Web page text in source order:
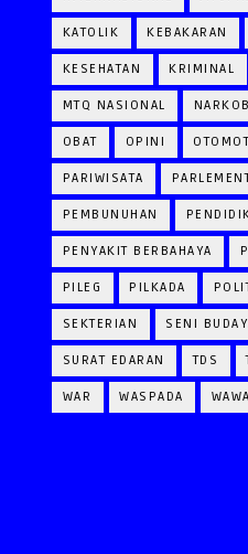
KATOLIK KEBAKARAN
KESEHATAN KRIMINAL
MTQ NASIONAL
OBAT OPINI
PARIWISATA
PEMBUNUHAN
PENYAKIT BERBAHAYA
PILEG PILKADA
SEKTERIAN SENI
SURAT EDARAN TDS
WAR WASPADA